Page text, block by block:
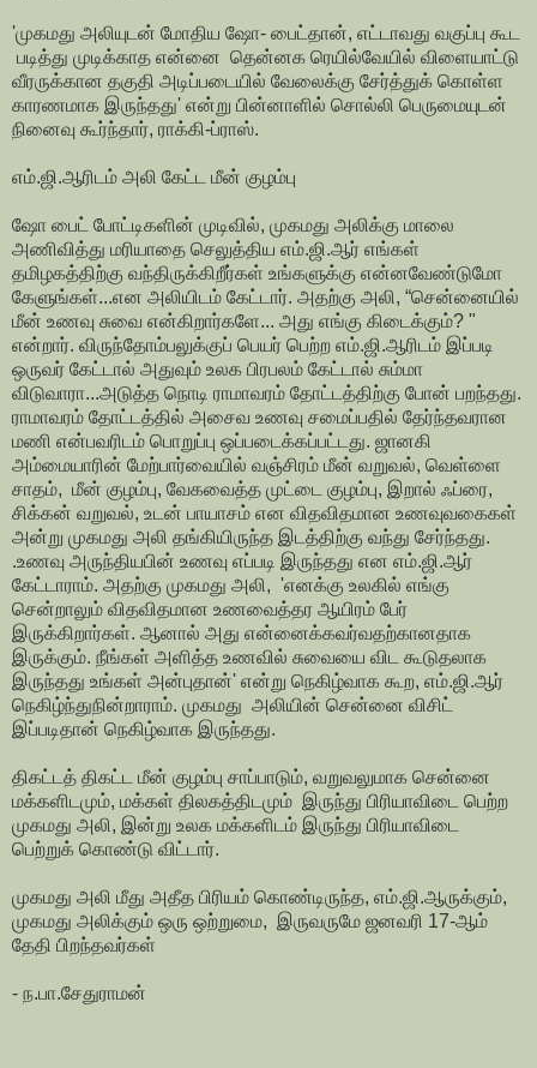
'முகமது அலியுடன் மோதிய ஷோ- பைட்தான், எட்டாவது வகுப்பு கூட
படித்து முடிக்காத என்னை தென்னக ரெயில்வேயில் விளையாட்டு
வீரருக்கான தகுதி அடிப்படையில் வேலைக்கு சேர்த்துக் கொள்ள
காரணமாக இருந்தது' என்று பின்னாளில் சொல்லி பெருமையுடன்
நினைவு கூர்ந்தார், ராக்கி-ப்ராஸ்.
எம்.ஜி.ஆரிடம் அலி கேட்ட மீன் குழம்பு
ஷோ பைட் போட்டிகளின் முடிவில், முகமது அலிக்கு மாலை
அணிவித்து மரியாதை செலுத்திய எம்.ஜி.ஆர் எங்கள்
தமிழகத்திற்கு வந்திருக்கிறீர்கள் உங்களுக்கு என்னவேண்டுமோ
கேளுங்கள்...என அலியிடம் கேட்டார். அதற்கு அலி, “சென்னையில்
மீன் உணவு சுவை என்கிறார்களே... அது எங்கு கிடைக்கும்? "
என்றார். விருந்தோம்பலுக்குப் பெயர் பெற்ற எம்.ஜி.ஆரிடம் இப்படி
ஒருவர் கேட்டால் அதுவும் உலக பிரபலம் கேட்டால் சும்மா
விடுவாரா...அடுத்த நொடி ராமாவரம் தோட்டத்திற்கு போன் பறந்தது.
ராமாவரம் தோட்டத்தில் அசைவ உணவு சமைப்பதில் தேர்ந்தவரான
மணி என்பவரிடம் பொறுப்பு ஒப்படைக்கப்பட்டது. ஜானகி
அம்மையாரின் மேற்பார்வையில் வஞ்சிரம் மீன் வறுவல், வெள்ளை
சாதம், மீன் குழம்பு, வேகவைத்த முட்டை குழம்பு, இறால் ஃப்ரை,
சிக்கன் வறுவல், உடன் பாயாசம் என விதவிதமான உணவுவகைகள்
அன்று முகமது அலி தங்கியிருந்த இடத்திற்கு வந்து சேர்ந்தது.
.உணவு அருந்தியபின் உணவு எப்படி இருந்தது என எம்.ஜி.ஆர்
கேட்டாராம். அதற்கு முகமது அலி, 'எனக்கு உலகில் எங்கு
சென்றாலும் விதவிதமான உணவைத்தர ஆயிரம் பேர்
இருக்கிறார்கள். ஆனால் அது என்னைக்கவர்வதற்கானதாக
இருக்கும். நீங்கள் அளித்த உணவில் சுவையை விட கூடுதலாக
இருந்தது உங்கள் அன்புதான்' என்று நெகிழ்வாக கூற, எம்.ஜி.ஆர்
நெகிழ்ந்துநின்றாராம். முகமது அலியின் சென்னை விசிட்
இப்படிதான் நெகிழ்வாக இருந்தது.
திகட்டத் திகட்ட மீன் குழம்பு சாப்பாடும், வறுவலுமாக சென்னை
மக்களிடமும், மக்கள் திலகத்திடமும் இருந்து பிரியாவிடை பெற்ற
முகமது அலி, இன்று உலக மக்களிடம் இருந்து பிரியாவிடை
பெற்றுக் கொண்டு விட்டார்.
முகமது அலி மீது அதீத பிரியம் கொண்டிருந்த, எம்.ஜி.ஆருக்கும்,
முகமது அலிக்கும் ஒரு ஒற்றுமை, இருவருமே ஜனவரி 17-ஆம்
தேதி பிறந்தவர்கள்
- ந.பா.சேதுராமன்